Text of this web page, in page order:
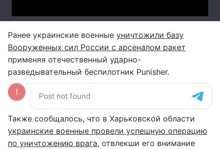
Ранее украинские военные уничтожили базу
Вооруженных сил России с арсеналом ракет
применяя отечественный ударно-
разведывательный беспилотник Punisher.
Также сообщалось, что в Харьковской области
украинские военные провели успешную операцию
по уничтожению врага, отвлекши его внимание